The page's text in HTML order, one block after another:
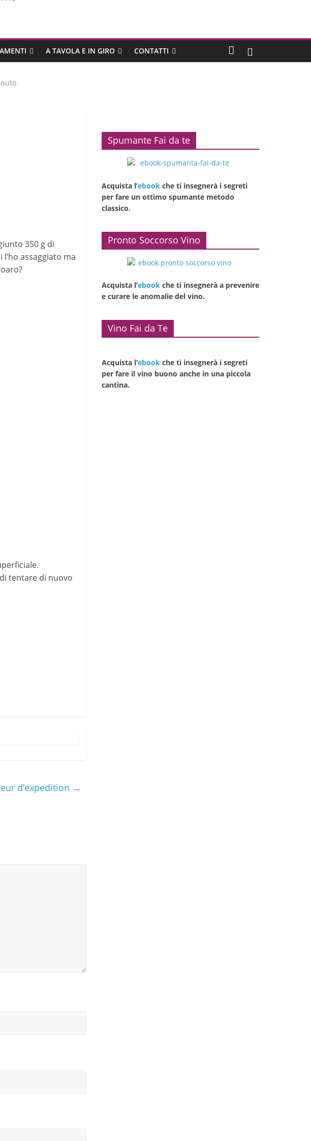
A TAVOLA E IN GIRO CONTATTI
350 g di
assaggiato ma
tentare di nuovo
d’expedition →
Spumante Fai da te
Acquista l’ebook che ti insegnerà i segreti
per fare un ottimo spumante metodo
classico.
Pronto Soccorso Vino
Acquista l’ebook che ti insegnerà a prevenire
e curare le anomalie del vino.
Vino Fai da Te
Acquista l’ebook che ti insegnerà i segreti
per fare il vino buono anche in una piccola
cantina.